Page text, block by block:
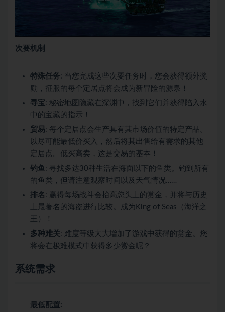
次要机制
特殊任务: 当您完成这些次要任务时，您会获得额外奖
励，征服的每个定居点将会成为新冒险的源泉！
寻宝: 秘密地图隐藏在深渊中，找到它们并获得陷入水
中的宝藏的指示！
贸易: 每个定居点会生产具有其市场价值的特定产品。
以尽可能最低价买入，然后将其出售给有需求的其他
定居点。低买高卖，这是交易的基本！
钓鱼 : 寻找多达30种生活在海面以下的鱼类。钓到所有
的鱼类，但请注意观察时间以及天气情况……
排名 : 赢得每场战斗会抬高您头上的赏金，并将与历史
上最著名的海盗进行比较。成为King of Seas（海洋之
王）！
多种难关: 难度等级大大增加了游戏中获得的赏金。您
将会在极难模式中获得多少赏金呢？
系统需求
最低配置: